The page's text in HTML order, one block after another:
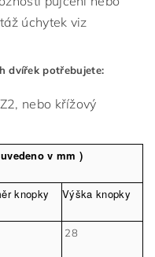
úchytek viz
dvířek potřebujete:
nebo křížový
v mm )
knopky Výška knopky
28